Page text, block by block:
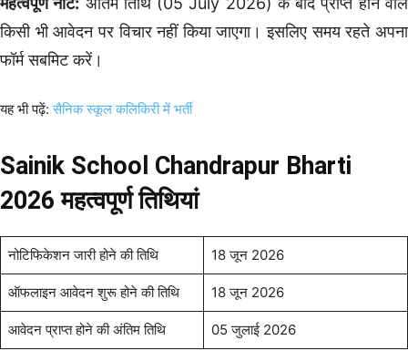
किसी भी आवेदन पर विचार नहीं किया जाएगा। इसलिए समय रहते अपना
फॉर्म सबमिट करें।
यह भी पढ़ें:सैनिक स्कूल कलिकिरी में भर्ती
Sainik School Chandrapur Bharti
2026 महत्वपूर्ण तिथियां
नोटिफिकेशन जारी होने की तिथि 18 जून 2026
ऑफलाइन आवेदन शुरू होने की तिथि 18 जून 2026
आवेदन प्राप्त होने की अंतिम तिथि 05 जुलाई 2026